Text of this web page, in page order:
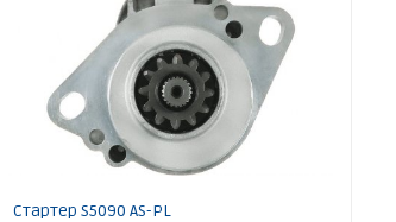
Стартер S5090 AS-PL